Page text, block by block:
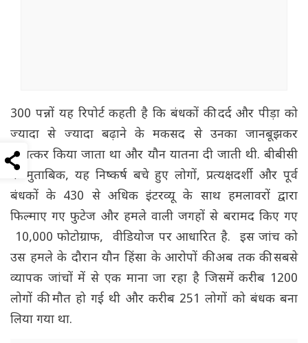
300 पन्नों यह रिपोर्ट कहती है कि बंधकों की दर्द और पीड़ा को
ज्यादा से ज्यादा बढ़ाने के मकसद से उनका जानबूझकर
बलात्कर किया जाता था और यौन यातना दी जाती थी. बीबीसी
के मुताबिक, यह निष्कर्ष बचे हुए लोगों, प्रत्यक्षदर्शी और पूर्व
बंधकों के 430 से अधिक इंटरव्यू के साथ हमलावरों द्वारा
फिल्माए गए फुटेज और हमले वाली जगहों से बरामद किए गए
10,000 फोटोग्राफ, वीडियोज पर आधारित है. इस जांच को
उस हमले के दौरान यौन हिंसा के आरोपों की अब तक की सबसे
व्यापक जांचों में से एक माना जा रहा है जिसमें करीब 1200
लोगों की मौत हो गई थी और करीब 251 लोगों को बंधक बना
लिया गया था.